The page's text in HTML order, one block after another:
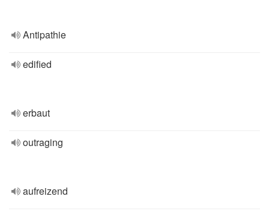
Antipathie
edified
erbaut
outraging
aufreizend